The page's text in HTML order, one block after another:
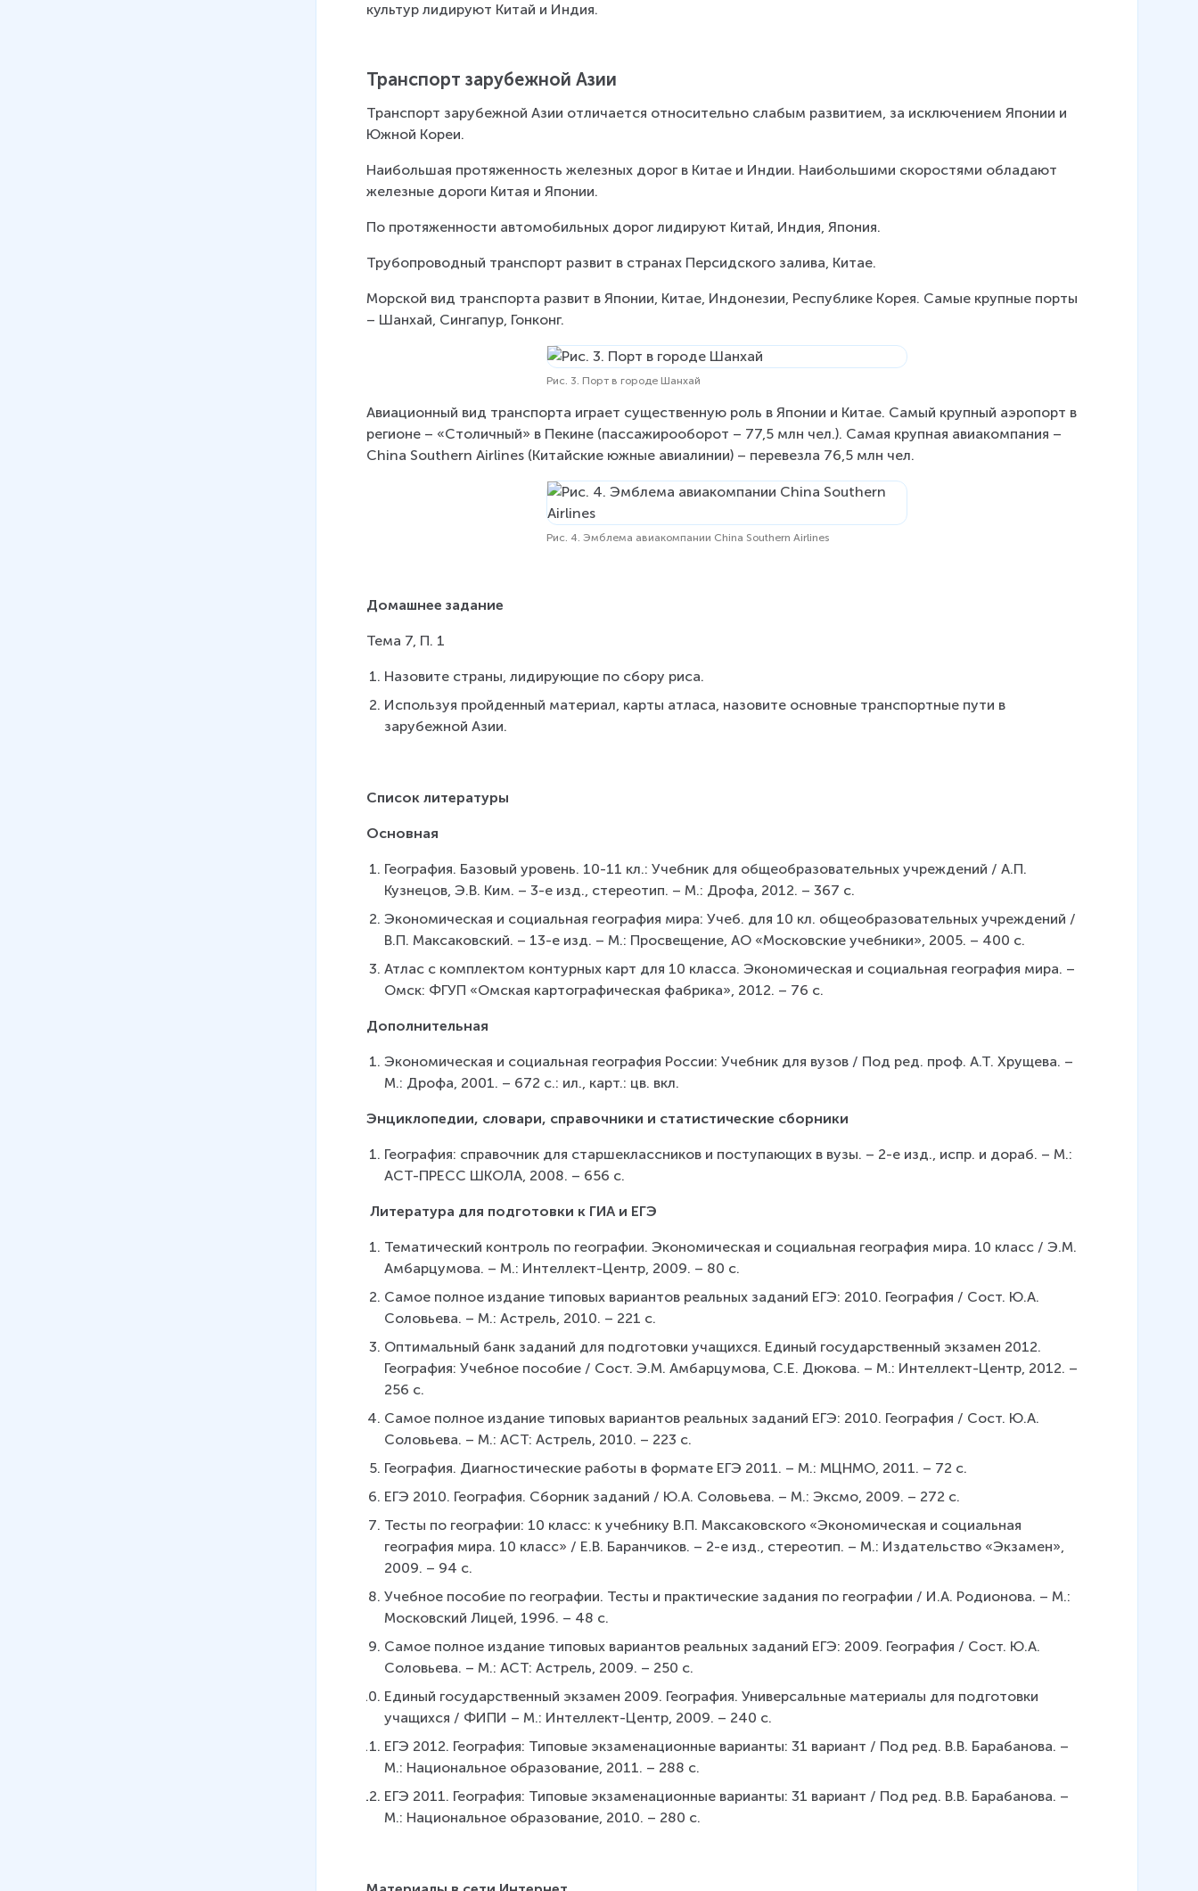
культур лидируют Китай и Индия.
Транспорт зарубежной Азии
Транспорт зарубежной Азии отличается относительно слабым развитием, за исключением Японии и
Южной Кореи.
Наибольшая протяженность железных дорог в Китае и Индии. Наибольшими скоростями обладают
железные дороги Китая и Японии.
По протяженности автомобильных дорог лидируют Китай, Индия, Япония.
Трубопроводный транспорт развит в странах Персидского залива, Китае.
Морской вид транспорта развит в Японии, Китае, Индонезии, Республике Корея. Самые крупные порты
– Шанхай, Сингапур, Гонконг.
Рис. 3. Порт в городе Шанхай
Авиационный вид транспорта играет существенную роль в Японии и Китае. Самый крупный аэропорт в
регионе – «Столичный» в Пекине (пассажирооборот – 77,5 млн чел.). Самая крупная авиакомпания –
China Southern Airlines (Китайские южные авиалинии) – перевезла 76,5 млн чел.
Рис. 4. Эмблема авиакомпании China Southern Airlines
Домашнее задание
Тема 7, П. 1
Назовите страны, лидирующие по сбору риса.
Используя пройденный материал, карты атласа, назовите основные транспортные пути в
зарубежной Азии.
Список литературы
Основная
География. Базовый уровень. 10-11 кл.: Учебник для общеобразовательных учреждений / А.П.
Кузнецов, Э.В. Ким. – 3-е изд., стереотип. – М.: Дрофа, 2012. – 367 с.
Экономическая и социальная география мира: Учеб. для 10 кл. общеобразовательных учреждений /
В.П. Максаковский. – 13-е изд. – М.: Просвещение, АО «Московские учебники», 2005. – 400 с.
Атлас с комплектом контурных карт для 10 класса. Экономическая и социальная география мира. –
Омск: ФГУП «Омская картографическая фабрика», 2012. – 76 с.
Дополнительная
Экономическая и социальная география России: Учебник для вузов / Под ред. проф. А.Т. Хрущева. –
М.: Дрофа, 2001. – 672 с.: ил., карт.: цв. вкл.
Энциклопедии, словари, справочники и статистические сборники
География: справочник для старшеклассников и поступающих в вузы. – 2-е изд., испр. и дораб. – М.:
АСТ-ПРЕСС ШКОЛА, 2008. – 656 с.
Литература для подготовки к ГИА и ЕГЭ
Тематический контроль по географии. Экономическая и социальная география мира. 10 класс / Э.М.
Амбарцумова. – М.: Интеллект-Центр, 2009. – 80 с.
Самое полное издание типовых вариантов реальных заданий ЕГЭ: 2010. География / Сост. Ю.А.
Соловьева. – М.: Астрель, 2010. – 221 с.
Оптимальный банк заданий для подготовки учащихся. Единый государственный экзамен 2012.
География: Учебное пособие / Сост. Э.М. Амбарцумова, С.Е. Дюкова. – М.: Интеллект-Центр, 2012. –
256 с.
Самое полное издание типовых вариантов реальных заданий ЕГЭ: 2010. География / Сост. Ю.А.
Соловьева. – М.: АСТ: Астрель, 2010. – 223 с.
География. Диагностические работы в формате ЕГЭ 2011. – М.: МЦНМО, 2011. – 72 с.
ЕГЭ 2010. География. Сборник заданий / Ю.А. Соловьева. – М.: Эксмо, 2009. – 272 с.
Тесты по географии: 10 класс: к учебнику В.П. Максаковского «Экономическая и социальная
география мира. 10 класс» / Е.В. Баранчиков. – 2-е изд., стереотип. – М.: Издательство «Экзамен»,
2009. – 94 с.
Учебное пособие по географии. Тесты и практические задания по географии / И.А. Родионова. – М.:
Московский Лицей, 1996. – 48 с.
Самое полное издание типовых вариантов реальных заданий ЕГЭ: 2009. География / Сост. Ю.А.
Соловьева. – М.: АСТ: Астрель, 2009. – 250 с.
Единый государственный экзамен 2009. География. Универсальные материалы для подготовки
учащихся / ФИПИ – М.: Интеллект-Центр, 2009. – 240 с.
ЕГЭ 2012. География: Типовые экзаменационные варианты: 31 вариант / Под ред. В.В. Барабанова. –
М.: Национальное образование, 2011. – 288 с.
ЕГЭ 2011. География: Типовые экзаменационные варианты: 31 вариант / Под ред. В.В. Барабанова. –
М.: Национальное образование, 2010. – 280 с.